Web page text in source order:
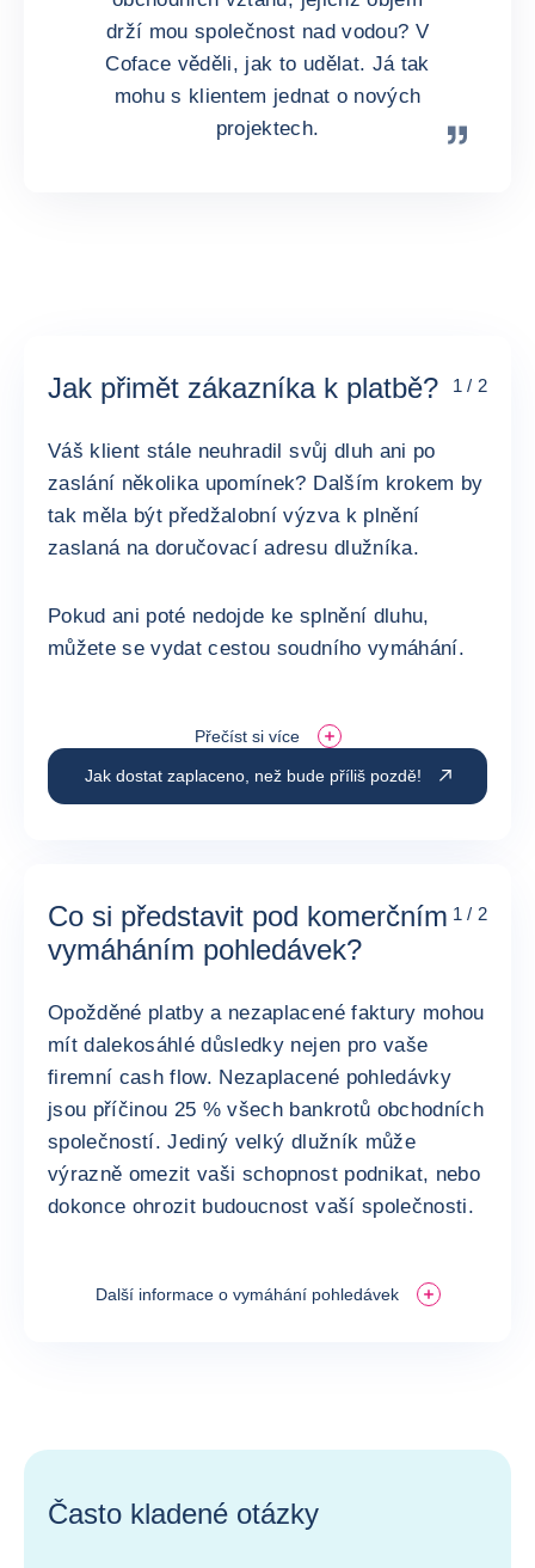
drží mou společnost nad vodou? V
Coface věděli, jak to udělat. Já tak
mohu s klientem jednat o nových
projektech.
Jak přimět zákazníka k platbě? 1 / 2
Váš klient stále neuhradil svůj dluh ani po
zaslání několika upomínek? Dalším krokem by
tak měla být předžalobní výzva k plnění
zaslaná na doručovací adresu dlužníka.
Pokud ani poté nedojde ke splnění dluhu,
můžete se vydat cestou soudního vymáhání.
Přečíst si více
Jak dostat zaplaceno, než bude příliš pozdě!
Co si představit pod komerčním
vymáháním pohledávek?
1 / 2
Opožděné platby a nezaplacené faktury mohou
mít dalekosáhlé důsledky nejen pro vaše
firemní cash flow. Nezaplacené pohledávky
jsou příčinou 25 % všech bankrotů obchodních
společností. Jediný velký dlužník může
výrazně omezit vaši schopnost podnikat, nebo
dokonce ohrozit budoucnost vaší společnosti.
Další informace o vymáhání pohledávek
Často kladené otázky